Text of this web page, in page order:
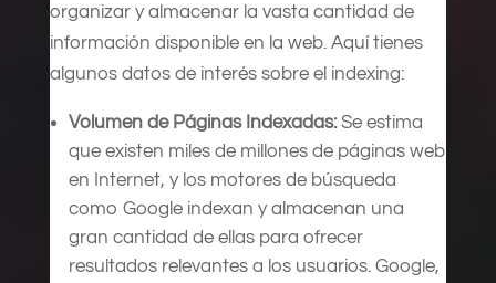
organizar y almacenar la vasta cantidad de
información disponible en la web. Aquí tienes
algunos datos de interés sobre el indexing:
Volumen de Páginas Indexadas:Se estima
que existen miles de millones de páginas web
en Internet, y los motores de búsqueda
como Google indexan y almacenan una
gran cantidad de ellas para ofrecer
resultados relevantes a los usuarios. Google,